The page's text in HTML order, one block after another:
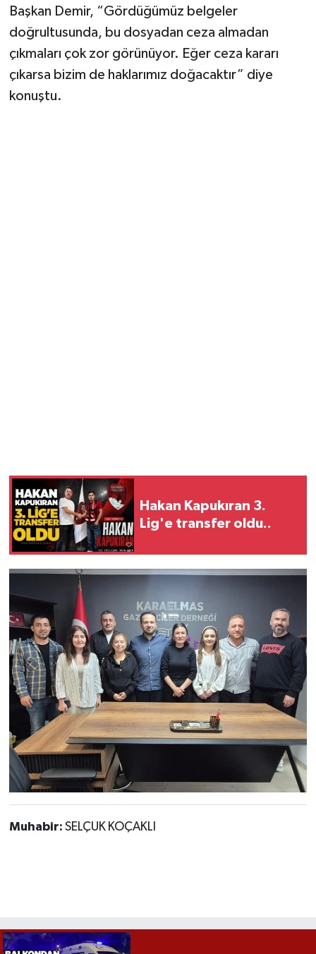
Başkan Demir, “Gördüğümüz belgeler
doğrultusunda, bu dosyadan ceza almadan
çıkmaları çok zor görünüyor. Eğer ceza kararı
çıkarsa bizim de haklarımız doğacaktır” diye
konuştu.
Hakan Kapukıran 3.
Lig'e transfer oldu..
Muhabir: SELÇUK KOÇAKLI